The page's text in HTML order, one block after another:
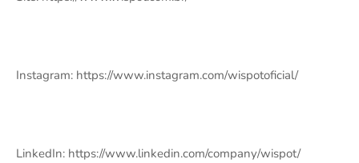
Instagram: https://www.instagram.com/wispotoficial/
LinkedIn: https://www.linkedin.com/company/wispot/